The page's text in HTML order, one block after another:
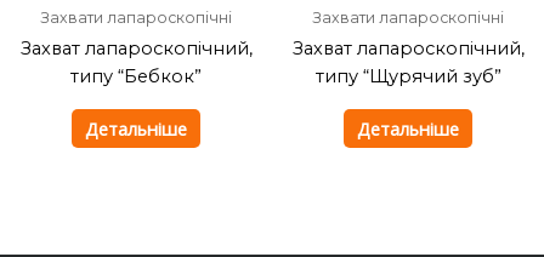
Захвати лапароскопічні
Захват лапароскопічний,
типу “Бебкок”
Детальніше
Захвати лапароскопічні
Захват лапароскопічний,
типу “Щурячий зуб”
Детальніше